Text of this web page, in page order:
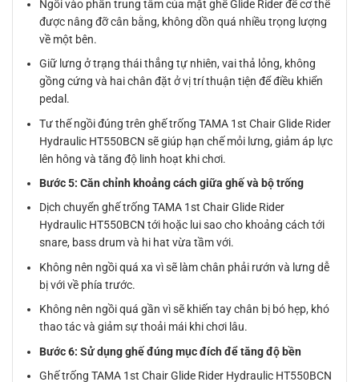
Ngồi vào phần trung tâm của mặt ghế Glide Rider để cơ thể
được nâng đỡ cân bằng, không dồn quá nhiều trọng lượng
về một bên.
Giữ lưng ở trạng thái thẳng tự nhiên, vai thả lỏng, không
gồng cứng và hai chân đặt ở vị trí thuận tiện để điều khiển
pedal.
Tư thế ngồi đúng trên ghế trống TAMA 1st Chair Glide Rider
Hydraulic HT550BCN sẽ giúp hạn chế mỏi lưng, giảm áp lực
lên hông và tăng độ linh hoạt khi chơi.
Bước 5: Căn chỉnh khoảng cách giữa ghế và bộ trống
Dịch chuyển ghế trống TAMA 1st Chair Glide Rider
Hydraulic HT550BCN tới hoặc lui sao cho khoảng cách tới
snare, bass drum và hi hat vừa tầm với.
Không nên ngồi quá xa vì sẽ làm chân phải rướn và lưng dễ
bị với về phía trước.
Không nên ngồi quá gần vì sẽ khiến tay chân bị bó hẹp, khó
thao tác và giảm sự thoải mái khi chơi lâu.
Bước 6: Sử dụng ghế đúng mục đích để tăng độ bền
Ghế trống TAMA 1st Chair Glide Rider Hydraulic HT550BCN